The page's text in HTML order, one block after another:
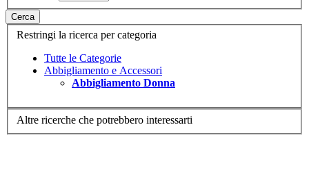
Cerca
Restringi la ricerca per categoria
Tutte le Categorie
Abbigliamento e Accessori
Abbigliamento Donna
Altre ricerche che potrebbero interessarti